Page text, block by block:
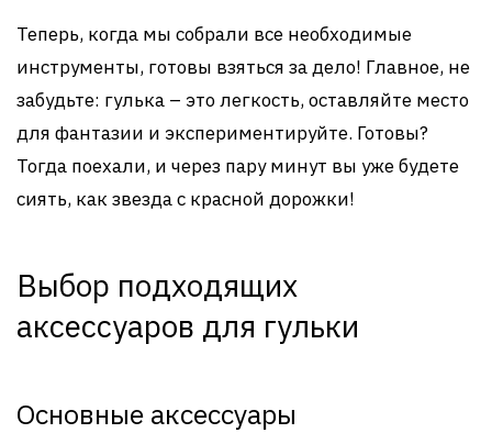
Теперь, когда мы собрали все необходимые
инструменты, готовы взяться за дело! Главное, не
забудьте: гулька – это легкость, оставляйте место
для фантазии и экспериментируйте. Готовы?
Тогда поехали, и через пару минут вы уже будете
сиять, как звезда с красной дорожки!
Выбор подходящих
аксессуаров для гульки
Основные аксессуары